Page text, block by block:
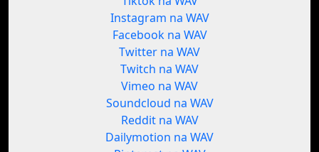
Instagram na WAV
Facebook na WAV
Twitter na WAV
Twitch na WAV
Vimeo na WAV
Soundcloud na WAV
Reddit na WAV
Dailymotion na WAV